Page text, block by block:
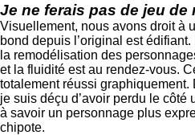
Je ne ferais pas de jeu de
Visuellement, nous avons droit à
bond depuis l’original est
la remodélisation des
et la fluidité est au rendez-vous.
totalement réussi graphiquement.
je suis déçu d’avoir perdu le côté
à savoir un personnage plus
chipote.